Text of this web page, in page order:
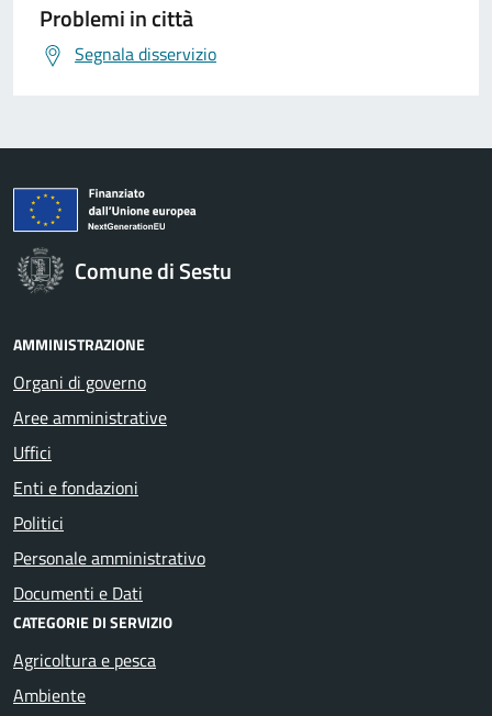
Problemi in città
Segnala disservizio
Comune di Sestu
AMMINISTRAZIONE
Organi di governo
Aree amministrative
Uffici
Enti e fondazioni
Politici
Personale amministrativo
Documenti e Dati
CATEGORIE DI SERVIZIO
Agricoltura e pesca
Ambiente